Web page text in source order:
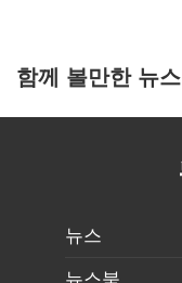
함께 볼만한 뉴스
뉴스